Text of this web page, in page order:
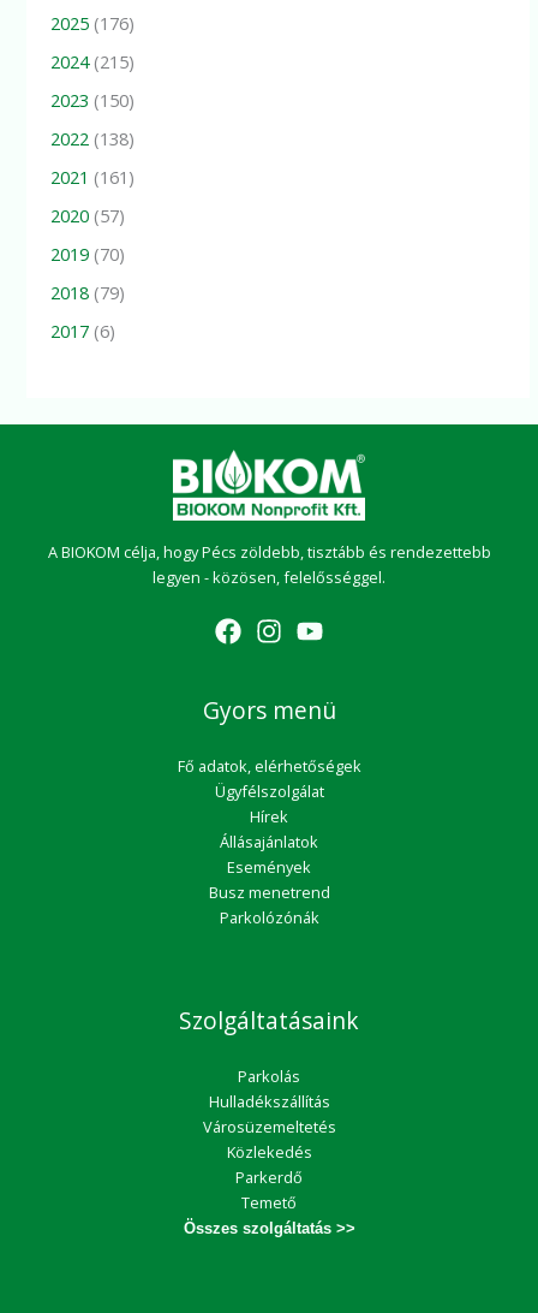
2025 (176)
2024(215)
2023 (150)
2022 (138)
2021 (161)
2020 (57)
2019 (70)
2018 (79)
2017 (6)
A BIOKOM célja, hogy Pécs zöldebb, tisztább és rendezettebb
legyen - közösen, felelősséggel.
Gyors menü
Fő adatok, elérhetőségek
Ügyfélszolgálat
Hírek
Állásajánlatok
Események
Busz menetrend
Parkolózónák
Szolgáltatásaink
Parkolás
Hulladékszállítás
Városüzemeltetés
Közlekedés
Parkerdő
Temető
Összes szolgáltatás >>